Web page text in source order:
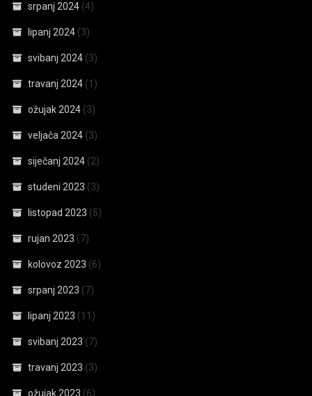
srpanj 2024 (4)
lipanj 2024 (3)
svibanj 2024 (3)
travanj 2024 (1)
ožujak 2024 (3)
veljača 2024 (3)
siječanj 2024 (2)
studeni 2023 (3)
listopad 2023 (5)
rujan 2023 (7)
kolovoz 2023 (6)
srpanj 2023 (7)
lipanj 2023 (11)
svibanj 2023 (7)
travanj 2023 (3)
ožujak 2023 (6)